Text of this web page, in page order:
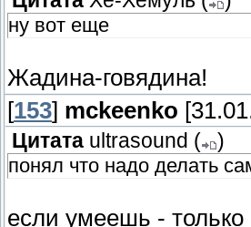
ну вот еще
Жадина-говядина!
[153] mckeenko
Цитата ultrasound (
)
понял что надо делать
если умеешь -